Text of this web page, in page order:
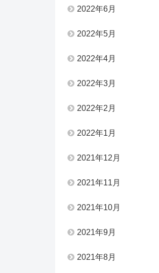
2022年6月
2022年5月
2022年4月
2022年3月
2022年2月
2022年1月
2021年12月
2021年11月
2021年10月
2021年9月
2021年8月